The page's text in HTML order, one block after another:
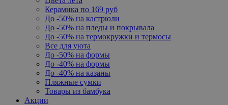
Керамика по 169 руб
До -50% на кастрюли
До -50% на пледы и покрывала
До -50% на термокружки и термосы
Все для уюта
До -50% на формы
До -40% на формы
До -40% на казаны
Пляжные сумки
Товары из бамбука
Акции